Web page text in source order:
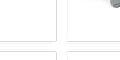
nutzbarer